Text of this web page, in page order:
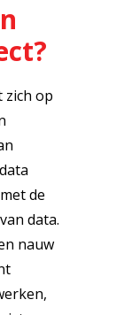
zich op
de
data.
nauw